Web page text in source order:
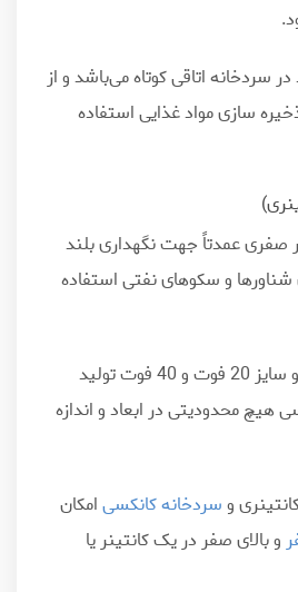
سردخانه اتاقی کوتاه میباشد و از
سازی مواد غذایی استفاده
صفری عمدتاً جهت نگهداری بلند
و سکوهای نفتی استفاده
سردخانه کانتینری در دو سایز 20 فوت و 40 فوت تولید
هیچ محدودیتی در ابعاد و اندازه
وسردخانه کانکسیامکان
و بالای صفر در یک کانتینر یا